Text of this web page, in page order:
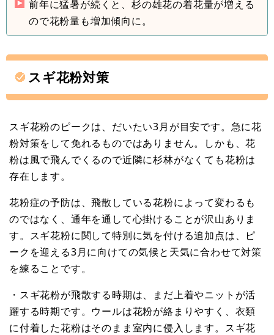
前年に猛暑が続くと、杉の雄花の着花量が増える
ので花粉量も増加傾向に。
スギ花粉対策
スギ花粉のピークは、だいたい3月が目安です。急に花
粉対策をして免れるものではありません。しかも、花
粉は風で飛んでくるので近隣に杉林がなくても花粉は
存在します。
花粉症の予防は、飛散している花粉によって変わるも
のではなく、通年を通して心掛けることが沢山ありま
す。スギ花粉に関して特別に気を付ける追加点は、ピ
ークを迎える3月に向けての気候と天気に合わせて対策
を練ることです。
・スギ花粉が飛散する時期は、まだ上着やニットが活
躍する時期です。ウールは花粉が絡まりやすく、衣類
に付着した花粉はそのまま室内に侵入します。スギ花